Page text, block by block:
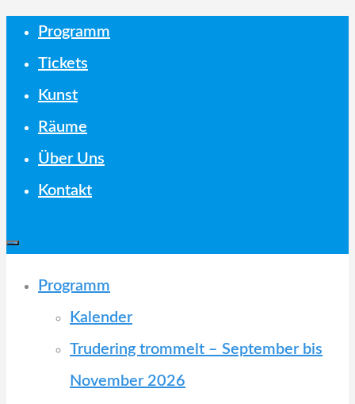
Skip
content
Programm
Tickets
Kunst
Räume
Über Uns
Kontakt
Programm
Kalender
Trudering trommelt – September bis
November 2026